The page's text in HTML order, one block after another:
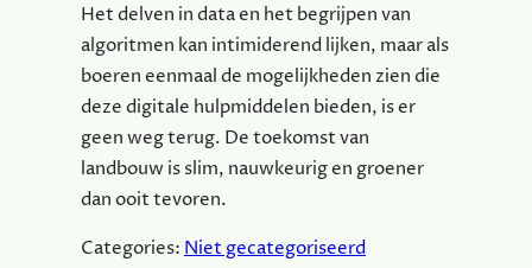
Het delven in data en het begrijpen van
algoritmen kan intimiderend lijken, maar als
boeren eenmaal de mogelijkheden zien die
deze digitale hulpmiddelen bieden, is er
geen weg terug. De toekomst van
landbouw is slim, nauwkeurig en groener
dan ooit tevoren.
Categories: Niet gecategoriseerd